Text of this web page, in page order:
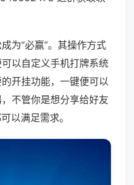
为“必赢”。其操作方式
以自定义手机打牌系统
开挂功能，一键便可以
不管你是想分享给好友
以满足需求。